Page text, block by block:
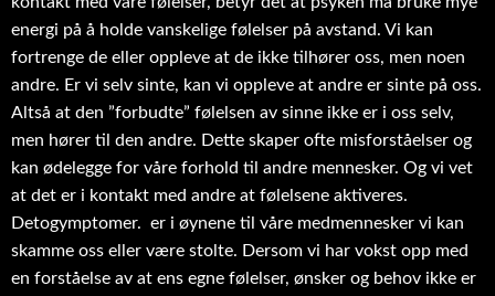
energi på å holde vanskelige følelser på avstand. Vi kan
fortrenge de eller oppleve at de ikke tilhører oss, men noen
andre. Er vi selv sinte, kan vi oppleve at andre er sinte på oss.
Altså at den ”forbudte” følelsen av sinne ikke er i oss selv,
men hører til den andre. Dette skaper ofte misforståelser og
kan ødelegge for våre forhold til andre mennesker. Og vi vet
at det er i kontakt med andre at følelsene aktiveres.
Detogymptomer. er i øynene til våre medmennesker vi kan
skamme oss eller være stolte. Dersom vi har vokst opp med
en forståelse av at ens egne følelser, ønsker og behov ikke er